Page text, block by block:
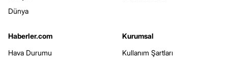
Dünya
Haberler.com
Hava Durumu
Kurumsal
Kullanım Şartları